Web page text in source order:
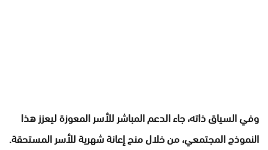
وفي السياق ذاته، جاء الدعم المباشر للأسر المعوزة ليعزز هذا
النموذج المجتمعي، من خلال منح إعانة شهرية للأسر المستحقة.